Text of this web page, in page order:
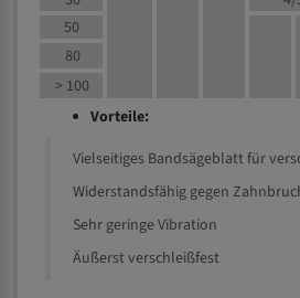
50
80
> 100
Vorteile:
Vielseitiges Bandsägeblatt für
Widerstandsfähig gegen
Sehr geringe Vibration
Äußerst verschleißfest